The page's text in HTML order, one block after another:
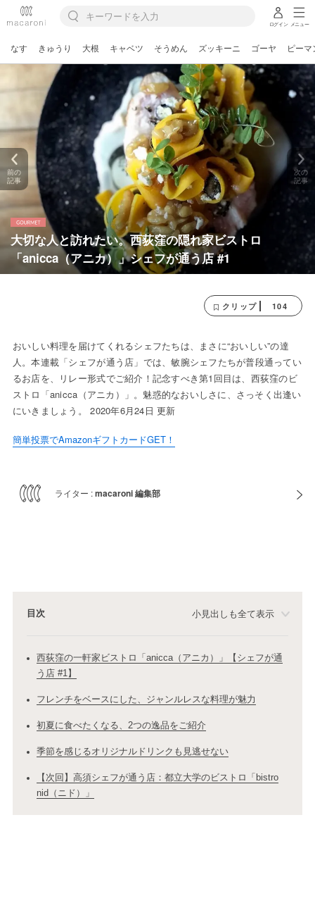
ログイン メニュー
なす きゅうり 大根 キャベツ そうめん ズッキーニ ゴーヤ ピーマ
大切な人と訪れたい。西荻窪の隠れ家ビストロ
「anicca（アニカ）」シェフが通う店 #1
前の
記事
次の
記事
クリップ 104
おいしい料理を届けてくれるシェフたちは、まさに“おいしい”の達
人。本連載「シェフが通う店」では、敏腕シェフたちが普段通ってい
るお店を、リレー形式でご紹介！記念すべき第1回目は、西荻窪のビ
ストロ「anicca（アニカ）」。魅惑的なおいしさに、さっそく出逢い
にいきましょう。 2020年6月24日 更新
簡単投票でAmazonギフトカードGET！
ライター :macaroni 編集部
目次 小見出しも全て表示
西荻窪の一軒家ビストロ「anicca（アニカ）」【シェフが通
う店 #1】
フレンチをベースにした、ジャンルレスな料理が魅力
初夏に食べたくなる、2つの逸品をご紹介
季節を感じるオリジナルドリンクも見逃せない
【次回】高須シェフが通う店：都立大学のビストロ「bistro
nid（ニド）」